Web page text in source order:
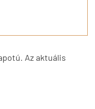
Az aktuális